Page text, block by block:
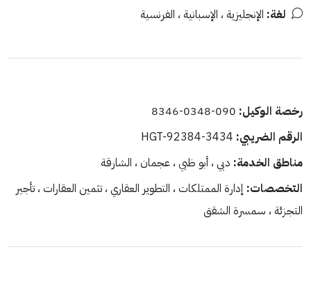
لغة: الإنجليزية ، الإسبانية ، الفرنسية
رخصة الوكيل: 090-0348-8346
الرقم الضريبي: HGT-92384-3434
مناطق الخدمة: دبي ، أبو ظبي ، عجمان ، الشارقة
التخصصات: إدارة الممتلكات ، التطوير العقاري ، تثمين العقارات ، تأجير
التجزئة ، سمسرة الشقق